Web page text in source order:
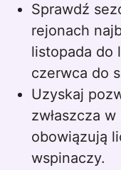
Sprawdź
rejonach
listopada do
czerwca do
Uzyskaj
zwłaszcza
obowiązują
wspinaczy.